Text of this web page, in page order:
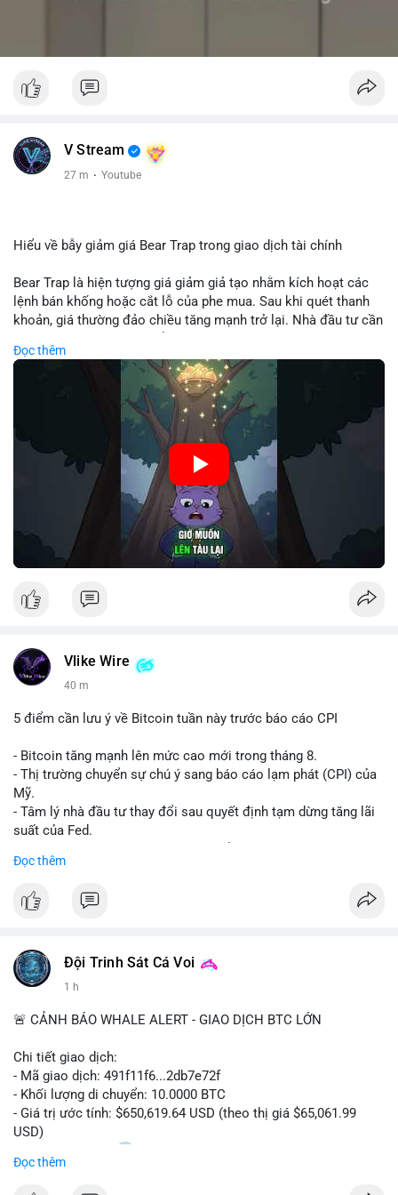
V Stream
27 m · Youtube
Hiểu về bẫy giảm giá Bear Trap trong giao dịch tài chính
Bear Trap là hiện tượng giá giảm giả tạo nhằm kích hoạt các
lệnh bán khống hoặc cắt lỗ của phe mua. Sau khi quét thanh
khoản, giá thường đảo chiều tăng mạnh trở lại. Nhà đầu tư cần
hóa điểm vào lệnh.
🎥 Xem video trực tiếp tại:
Nguồn: Cú Thông Thái
Đọc thêm
Vlike Wire
40 m
5 điểm cần lưu ý về Bitcoin tuần này trước báo cáo CPI
- Bitcoin tăng mạnh lên mức cao mới trong tháng 8.
- Thị trường chuyển sự chú ý sang báo cáo lạm phát (CPI) của
Mỹ.
- Tâm lý nhà đầu tư thay đổi sau quyết định tạm dừng tăng lãi
suất của Fed.
theo.
#bitcoin #btc #cryptonews
#vlikevn #titanbot
📰 Nguồn: Cointelegraph
Đọc thêm
Đội Trinh Sát Cá Voi
1 h
🚨 CẢNH BÁO WHALE ALERT - GIAO DỊCH BTC LỚN
Chi tiết giao dịch:
- Mã giao dịch: 491f11f6...2db7e72f
- Khối lượng di chuyển: 10.0000 BTC
- Giá trị ước tính: $650,619.64 USD (theo thị giá $65,061.99
USD)
- Thời gian: 11:20
Nhận định phân tích hành vi của Cá voi dựa trên giao dịch này:
Đọc thêm